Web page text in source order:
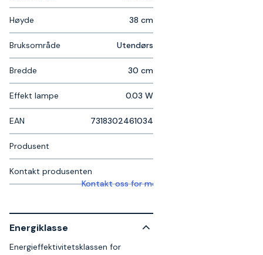
Høyde 38 cm
Bruksområde Utendørs
Bredde 30 cm
Effekt lampe 0.03 W
EAN 7318302461034
Produsent
Kontakt produsenten
Kontakt oss for mer informasjon
Energiklasse
Energieffektivitetsklassen for